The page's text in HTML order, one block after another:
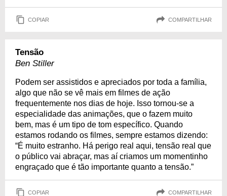
COPIAR COMPARTILHAR
Tensão
Ben Stiller
Podem ser assistidos e apreciados por toda a família,
algo que não se vê mais em filmes de ação
frequentemente nos dias de hoje. Isso tornou-se a
especialidade das animações, que o fazem muito
bem, mas é um tipo de tom específico. Quando
estamos rodando os filmes, sempre estamos dizendo:
“É muito estranho. Há perigo real aqui, tensão real que
o público vai abraçar, mas aí criamos um momentinho
engraçado que é tão importante quanto a tensão.”
COPIAR COMPARTILHAR